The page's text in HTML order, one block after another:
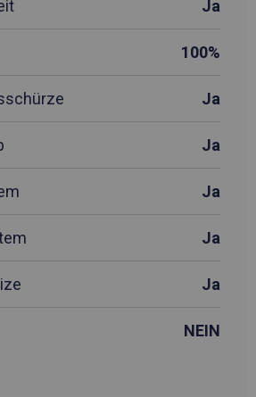
Ja
100%
Ja
Ja
Ja
Ja
Ja
NEIN